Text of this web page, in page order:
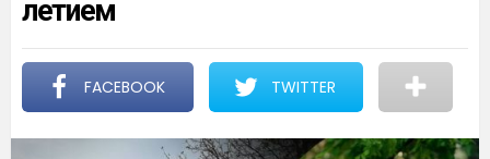
летием
FACEBOOK TWITTER